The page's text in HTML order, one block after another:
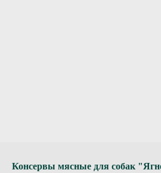
Консервы мясные для собак